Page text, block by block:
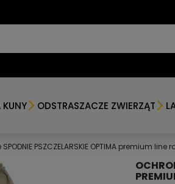
KUNY ODSTRASZACZE ZWIERZĄT
PSZCZELARSKIE OPTIMA premium line